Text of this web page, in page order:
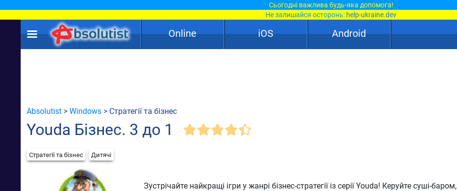
Сьогодні важлива будь-яка допомога!
Не залишайся осторонь: help-ukraine.dev
Online iOS Android
Absolutist > Windows > Стратегії та бізнес
Youda Бізнес. 3 до 1
Стратегії та бізнес Дитячі
Зустрічайте найкращі ігри у жанрі бізнес-стратегії із серії Youda! Керуйте суші-баром,